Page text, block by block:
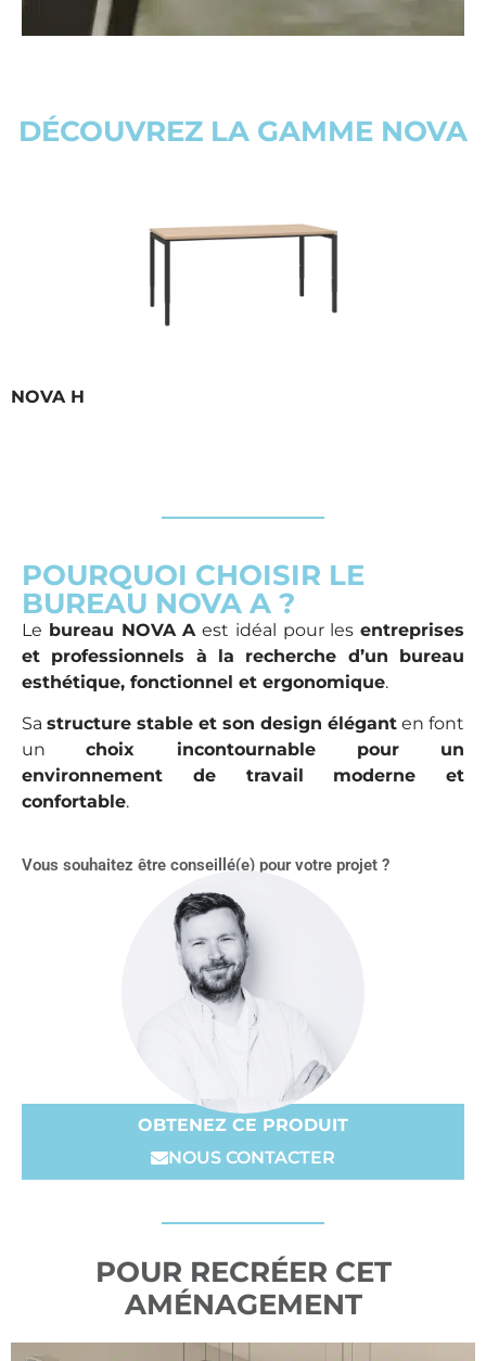
DÉCOUVREZ LA GAMME NOVA
NOVA H
POURQUOI CHOISIR LE
BUREAU NOVA A ?
Le bureau NOVA A est idéal pour les entreprises
et professionnels à la recherche d’un bureau
esthétique, fonctionnel et ergonomique.
Sa structure stable et son design élégant en font
unchoix incontournable pour un
environnement de travail moderne et
confortable.
Vous souhaitez être conseillé(e) pour votre projet ?
OBTENEZ CE PRODUIT
NOUS CONTACTER
POUR RECRÉER CET
AMÉNAGEMENT